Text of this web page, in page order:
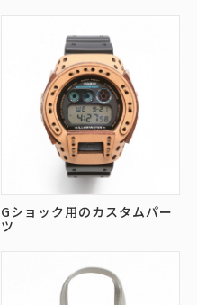
Gショック用のカスタムパー
ツ